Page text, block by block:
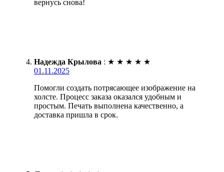
вернусь снова!
Надежда Крылова : ★ ★ ★ ★ ★
01.11.2025
Помогли создать потрясающее изображение на
холсте. Процесс заказа оказался удобным и
простым. Печать выполнена качественно, а
доставка пришла в срок.